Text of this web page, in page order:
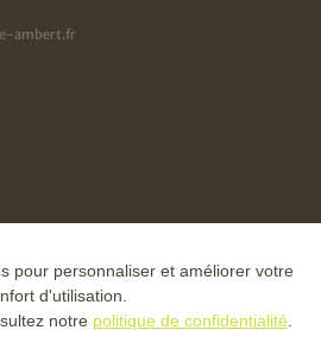
ambert.fr
pour personnaliser et améliorer votre
d'utilisation.
notre politique de confidentialité